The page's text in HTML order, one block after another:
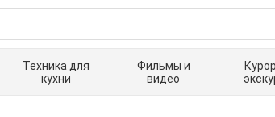
Техника для
кухни
Фильмы и
видео